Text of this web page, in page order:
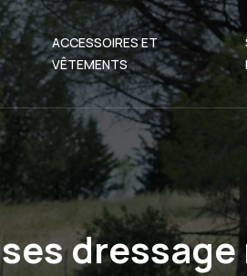
ACCESSOIRES ET
VÊTEMENTS
dressage